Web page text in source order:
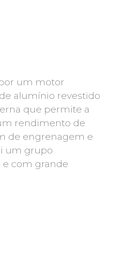
um motor
alumínio revestido
que permite a
rendimento de
de engrenagem e
um grupo
com grande